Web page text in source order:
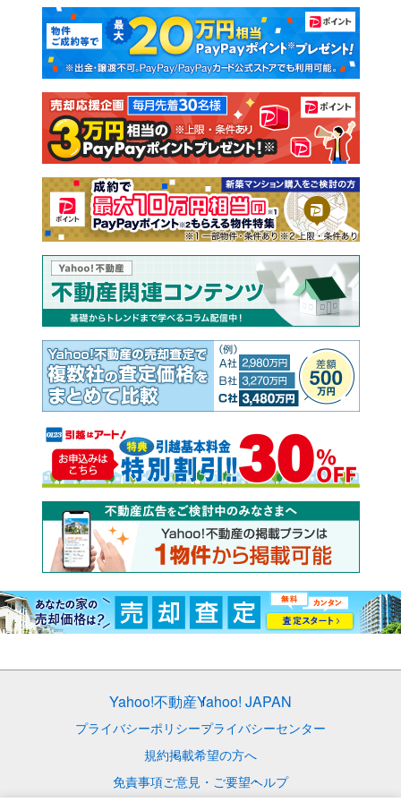
新築マンション 中古マンション
新築一戸建て 中古一戸建て
注文住宅 土地
売却査定
マンションカタログ 教えて！住まいの先生
Yahoo!不動産Yahoo! JAPAN
プライバシーポリシープライバシーセンター
規約掲載希望の方へ
免責事項ご意見・ご要望ヘルプ